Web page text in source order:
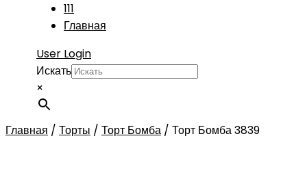
111
Главная
User Login
Искать
×
Главная / Торты / Торт Бомба / Торт Бомба 3839